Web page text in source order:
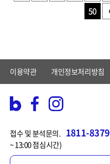
50
이용약관 개인정보처리방침
접수 및 분석문의. 1811-8379
~ 13:00 점심시간)